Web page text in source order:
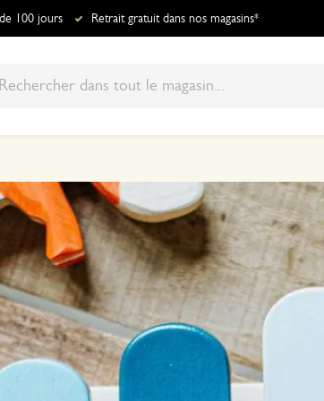
100 jours Retrait gratuit dans nos magasins*